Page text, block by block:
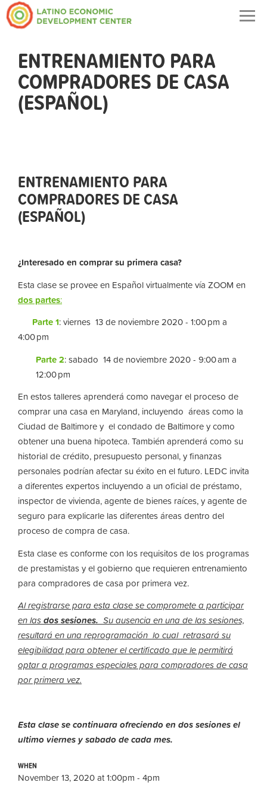
ENTRENAMIENTO PARA
COMPRADORES DE CASA
(ESPAÑOL)
ENTRENAMIENTO PARA
COMPRADORES DE CASA
(ESPAÑOL)
¿Interesado en comprar su primera casa?
Esta clase se provee en Español virtualmente vía ZOOM en
dos partes:
Parte 1: viernes 13 de noviembre 2020 - 1:00 pm a
4:00 pm
Parte 2: sabado 14 de noviembre 2020 - 9:00 am a
12:00 pm
En estos talleres aprenderá como navegar el proceso de
comprar una casa en Maryland, incluyendo áreas como la
Ciudad de Baltimore y el condado de Baltimore y como
obtener una buena hipoteca. También aprenderá como su
historial de crédito, presupuesto personal, y finanzas
personales podrían afectar su éxito en el futuro. LEDC invita
a diferentes expertos incluyendo a un oficial de préstamo,
inspector de vivienda, agente de bienes raíces, y agente de
seguro para explicarle las diferentes áreas dentro del
proceso de compra de casa.
Esta clase es conforme con los requisitos de los programas
de prestamistas y el gobierno que requieren entrenamiento
para compradores de casa por primera vez.
Al registrarse para esta clase se compromete a participar
en lasdos sesiones. Su ausencia en una de las sesiones,
resultará en una reprogramación lo cual retrasará su
elegibilidad para obtener el certificado que le permitirá
optar a programas especiales para compradores de casa
por primera vez.
Esta clase se continuara ofreciendo en dos sesiones el
ultimo viernes y sabado de cada mes.
WHEN
November 13, 2020 at 1:00pm - 4pm